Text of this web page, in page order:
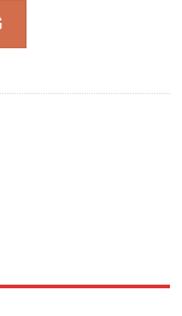
USA\ Hotline: